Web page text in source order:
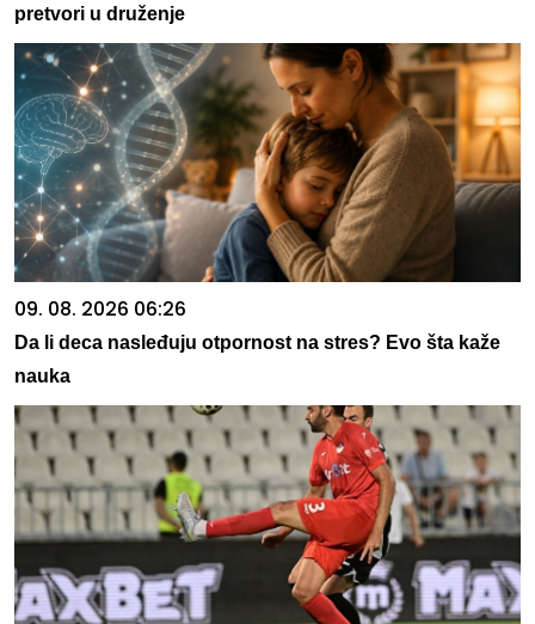
pretvori u druženje
09. 08. 2026 06:26
Da li deca nasleđuju otpornost na stres? Evo šta kaže
nauka